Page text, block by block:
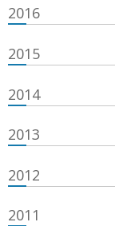
2016
2015
2014
2013
2012
2011